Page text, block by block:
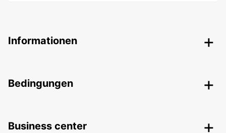
Informationen
Bedingungen
Business center